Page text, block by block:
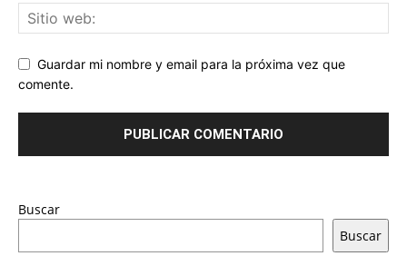
Guardar mi nombre y email para la próxima vez que
comente.
Buscar
Buscar